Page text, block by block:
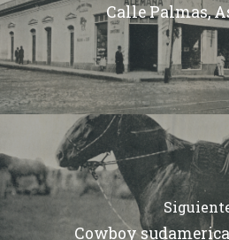
Calle Palmas,
Cowboy